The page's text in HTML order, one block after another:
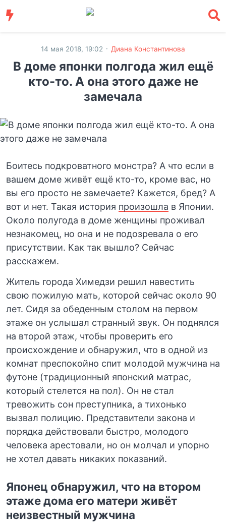
14 мая 2018, 19:02 · Диана Константинова
В доме японки полгода жил ещё
кто-то. А она этого даже не
замечала
Боитесь подкроватного монстра? А что если в
вашем доме живёт ещё кто-то, кроме вас, но
вы его просто не замечаете? Кажется, бред? А
вот и нет. Такая история произошла в Японии.
Около полугода в доме женщины проживал
незнакомец, но она и не подозревала о его
присутствии. Как так вышло? Сейчас
расскажем.
Житель города Химедзи решил навестить
свою пожилую мать, которой сейчас около 90
лет. Сидя за обеденным столом на первом
этаже он услышал странный звук. Он поднялся
на второй этаж, чтобы проверить его
происхождение и обнаружил, что в одной из
комнат преспокойно спит молодой мужчина на
футоне (традиционный японский матрас,
который стелется на пол). Он не стал
тревожить сон преступника, а тихонько
вызвал полицию. Представители закона и
порядка действовали быстро, молодого
человека арестовали, но он молчал и упорно
не хотел давать никаких показаний.
Японец обнаружил, что на втором
этаже дома его матери живёт
неизвестный мужчина